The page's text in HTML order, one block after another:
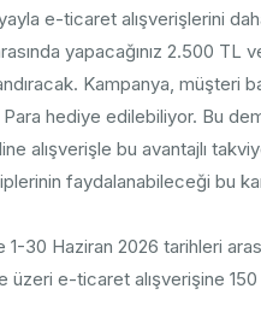
e-ticaret alışverişlerini
yapacağınız 2.500 TL
Kampanya, müşteri
hediye edilebiliyor. Bu
alışverişle bu avantajlı
faydalanabileceği bu
1-30 Haziran 2026 tarihleri
üzeri e-ticaret alışverişine